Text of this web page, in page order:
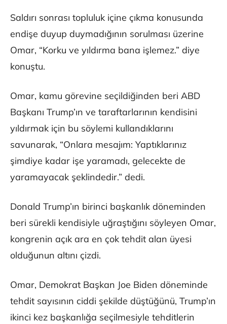
Saldırı sonrası topluluk içine çıkma konusunda
endişe duyup duymadığının sorulması üzerine
Omar, “Korku ve yıldırma bana işlemez.” diye
konuştu.
Omar, kamu görevine seçildiğinden beri ABD
Başkanı Trump’ın ve taraftarlarının kendisini
yıldırmak için bu söylemi kullandıklarını
savunarak, “Onlara mesajım: Yaptıklarınız
şimdiye kadar işe yaramadı, gelecekte de
yaramayacak şeklindedir.” dedi.
Donald Trump’ın birinci başkanlık döneminden
beri sürekli kendisiyle uğraştığını söyleyen Omar,
kongrenin açık ara en çok tehdit alan üyesi
olduğunun altını çizdi.
Omar, Demokrat Başkan Joe Biden döneminde
tehdit sayısının ciddi şekilde düştüğünü, Trump’ın
ikinci kez başkanlığa seçilmesiyle tehditlerin